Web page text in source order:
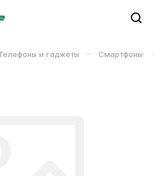
и гаджеты – Смартфоны